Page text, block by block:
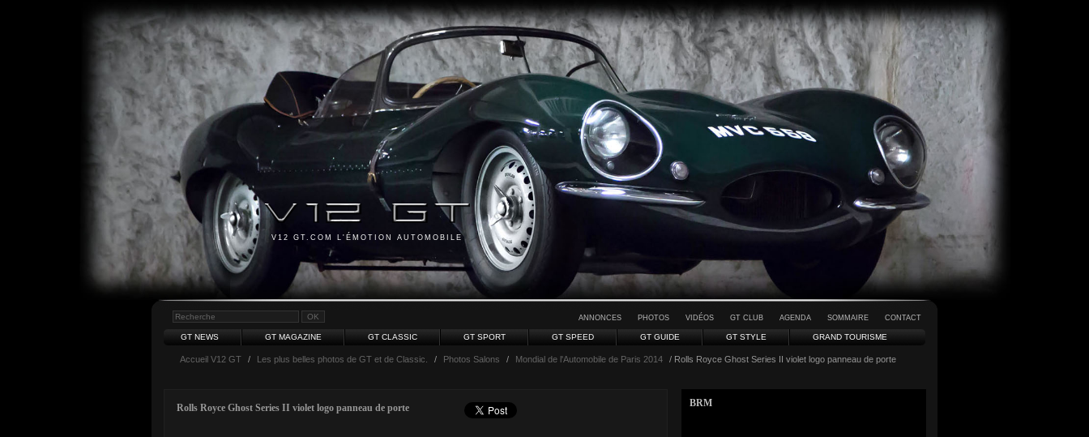
V12 GT.COM L'ÉMOTION AUTOMOBILE
ANNONCES PHOTOS VIDÉOS GT CLUB AGENDA SOMMAIRE CONTACT
GT NEWS GT MAGAZINE GT CLASSIC GT SPORT GT SPEED GT GUIDE GT STYLE GRAND TOURISME
Accueil V12 GT / Les plus belles photos de GT et de Classic. / Photos Salons / Mondial de l'Automobile de Paris 2014 / Rolls Royce Ghost Series II violet logo panneau de porte
Rolls Royce Ghost Series II violet logo panneau de porte BRM